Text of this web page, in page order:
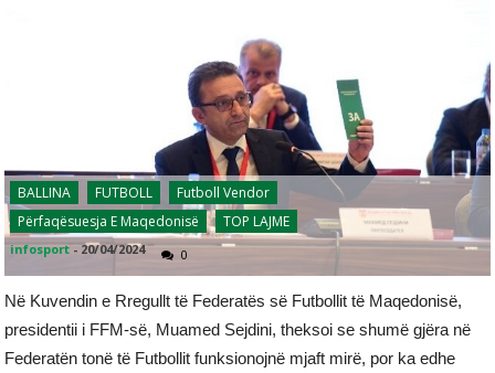
BALLINA FUTBOLL
Futboll Vendor
Përfaqësuesja E Maqedonisë
TOP LAJME
infosport -20/04/2024 0
Në Kuvendin e Rregullt të Federatës së Futbollit të Maqedonisë,
presidentii i FFM-së, Muamed Sejdini, theksoi se shumë gjëra në
Federatën tonë të Futbollit funksionojnë mjaft mirë, por ka edhe